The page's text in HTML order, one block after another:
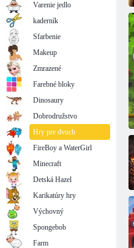
Varenie jedlo
kaderník
Sfarbenie
Makeup
Zmrazené
Farebné bloky
Dinosaury
Dobrodružstvo
Hry pre dvoch
FireBoy a WaterGirl
Minecraft
Detská Hazel
Karikatúry hry
Výchovný
Spongebob
Farm